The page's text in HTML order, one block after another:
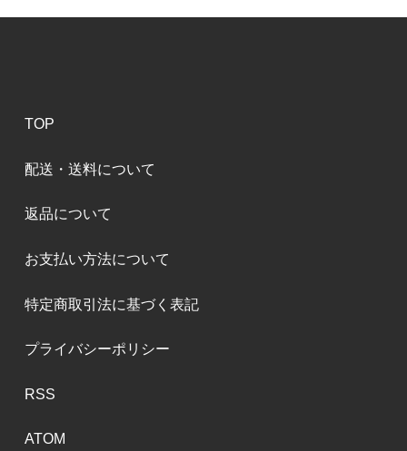
TOP
配送・送料について
返品について
お支払い方法について
特定商取引法に基づく表記
プライバシーポリシー
RSS
ATOM